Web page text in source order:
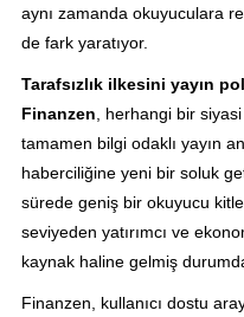
aynı zamanda okuyuculara
de fark yaratıyor.
Tarafsızlık ilkesini yayın
Finanzen , herhangi bir
tamamen bilgi odaklı yayın
haberciliğine yeni bir soluk
sürede geniş bir okuyucu
seviyeden yatırımcı ve
kaynak haline gelmiş
Finanzen, kullanıcı dostu